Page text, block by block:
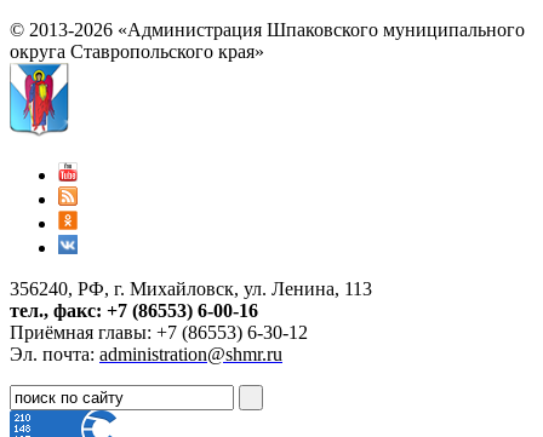
© 2013-2026 «Администрация Шпаковского муниципального
округа Ставропольского края»
356240, РФ, г. Михайловск, ул. Ленина, 113
тел., факс: +7 (86553) 6-00-16
Приёмная главы: +7 (86553) 6-30-12
Эл. почта: administration@shmr.ru